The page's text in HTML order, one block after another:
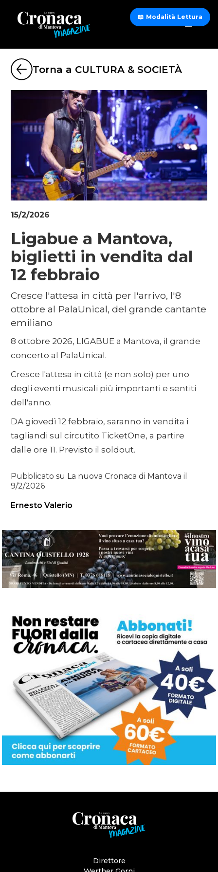
Torna a CULTURA & SOCIETÀ
15/2/2026
Ligabue a Mantova,
biglietti in vendita dal
12 febbraio
Cresce l'attesa in città per l'arrivo, l'8
ottobre al PalaUnical, del grande cantante
emiliano
8 ottobre 2026, LIGABUE a Mantova, il grande
concerto al PalaUnical.
Cresce l'attesa in città (e non solo) per uno
degli eventi musicali più importanti e sentiti
dell'anno.
DA giovedì 12 febbraio, saranno in vendita i
tagliandi sul circutito TicketOne, a partire
dalle ore 11. Previsto il soldout.
Pubblicato su La nuova Cronaca di Mantova il
9/2/2026
Ernesto Valerio
Direttore
📖 Modalità Lettura